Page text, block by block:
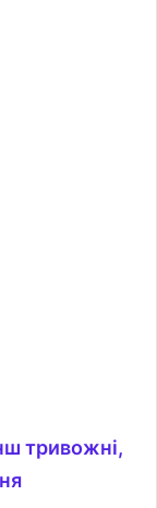
тривожні,